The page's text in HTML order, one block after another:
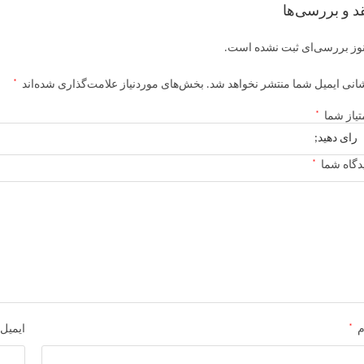
و بررسی‌ها
بررسی‌ای ثبت نشده است.
ایمیل شما منتشر نخواهد شد. بخش‌های موردنیاز علامت‌گذاری شده‌اند *
شما *
شما *
*